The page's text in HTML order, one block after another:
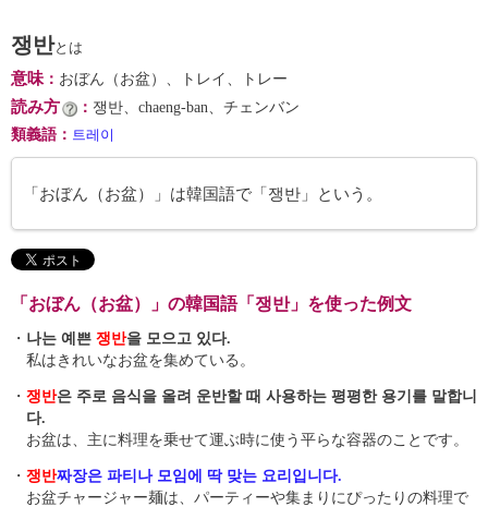
쟁반とは
意味： おぼん（お盆）、トレイ、トレー
読み方 ： 쟁반、chaeng-ban、チェンバン
類義語 ： 트레이
「おぼん（お盆）」は韓国語で「쟁반」という。
「おぼん（お盆）」の韓国語「쟁반」を使った例文
・ 나는 예쁜 쟁반을 모으고 있다.
私はきれいなお盆を集めている。
・ 쟁반은 주로 음식을 올려 운반할 때 사용하는 평평한 용기를 말합니
다.
お盆は、主に料理を乗せて運ぶ時に使う平らな容器のことです。
・ 쟁반짜장은 파티나 모임에 딱 맞는 요리입니다.
お盆チャージャー麺は、パーティーや集まりにぴったりの料理で